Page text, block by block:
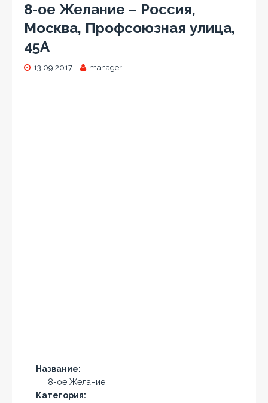
8-ое Желание – Россия,
Москва, Профсоюзная улица,
45А
13.09.2017 manager
Название:
8-ое Желание
Категория: